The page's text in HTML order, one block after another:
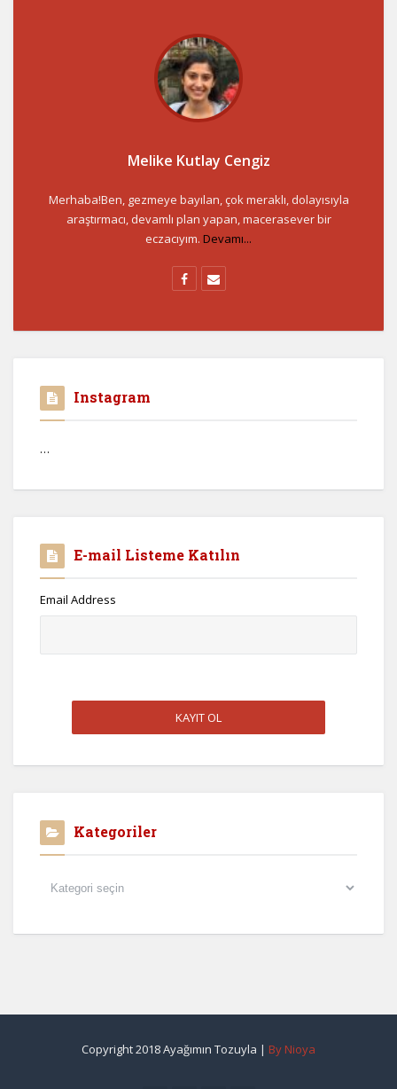
Melike Kutlay Cengiz
Merhaba!Ben, gezmeye bayılan, çok meraklı, dolayısıyla
araştırmacı, devamlı plan yapan, macerasever bir
eczacıyım. Devamı...
Instagram
…
E-mail Listeme Katılın
Email Address
Kategoriler
Kategoriler
Copyright 2018 Ayağımın Tozuyla | By Nioya